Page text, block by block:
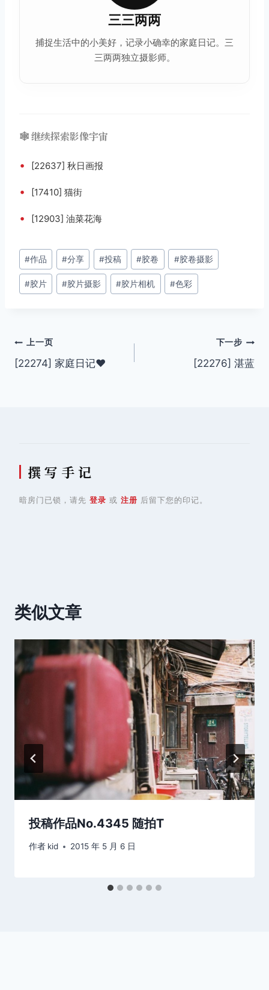
三三两两
捕捉生活中的小美好，记录小确幸的家庭日记。三
三两两独立摄影师。
🕸️ 继续探索影像宇宙
• [22637] 秋日画报
• [17410] 猫街
• [12903] 油菜花海
文
章
标
#作品 #分享 #投稿 #胶卷 #胶卷摄影
#胶片 #胶片摄影 #胶片相机 #色彩
文
章
上一页
[22274] 家庭日记❤️
下一步
[22276] 湛蓝
撰 写 手 记
暗房门已锁，请先 登录 或 注册 后留下您的印记。
类似文章
投稿作品No.4345 随拍T
作者 kid 2015 年 5 月 6 日